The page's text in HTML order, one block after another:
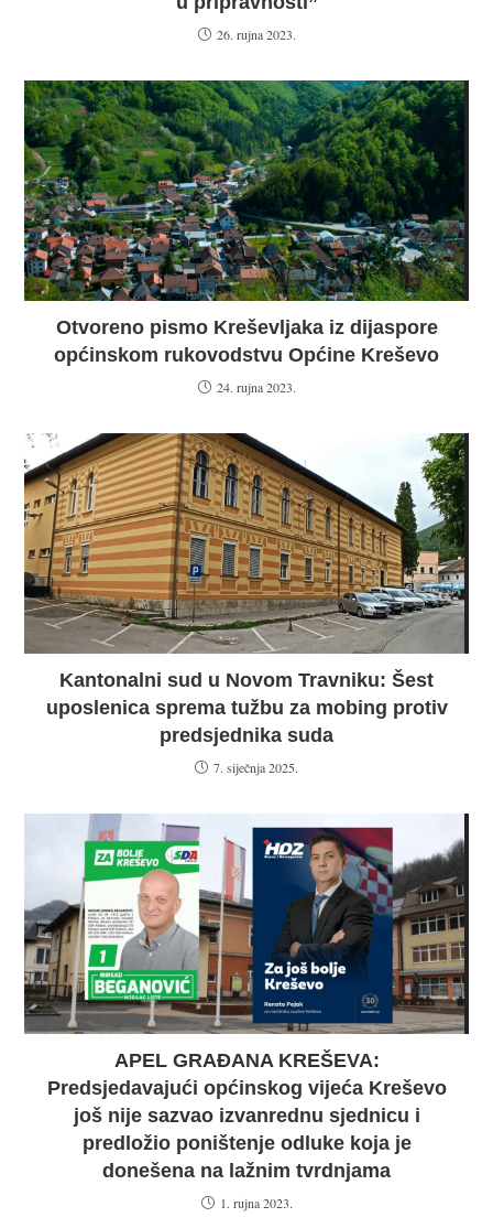
26. rujna 2023.
Otvoreno pismo Kreševljaka iz dijaspore
općinskom rukovodstvu Općine Kreševo
24. rujna 2023.
Kantonalni sud u Novom Travniku: Šest
uposlenica sprema tužbu za mobing protiv
predsjednika suda
7. siječnja 2025.
APEL GRAĐANA KREŠEVA:
Predsjedavajući općinskog vijeća Kreševo
još nije sazvao izvanrednu sjednicu i
predložio poništenje odluke koja je
donešena na lažnim tvrdnjama
1. rujna 2023.